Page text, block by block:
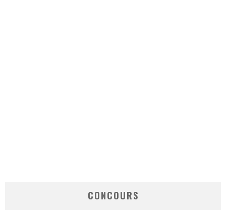
CONCOURS